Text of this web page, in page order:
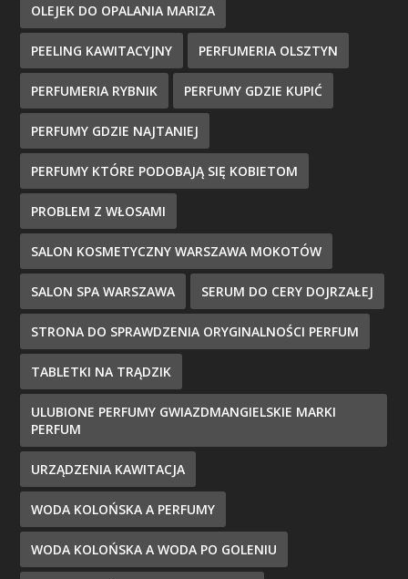
OLEJEK DO OPALANIA MARIZA
PEELING KAWITACYJNY PERFUMERIA OLSZTYN
PERFUMERIA RYBNIK PERFUMY GDZIE KUPIĆ
PERFUMY GDZIE NAJTANIEJ
PERFUMY KTÓRE PODOBAJĄ SIĘ KOBIETOM
PROBLEM Z WŁOSAMI
SALON KOSMETYCZNY WARSZAWA MOKOTÓW
SALON SPA WARSZAWA SERUM DO CERY DOJRZAŁEJ
STRONA DO SPRAWDZENIA ORYGINALNOŚCI PERFUM
TABLETKI NA TRĄDZIK
ULUBIONE PERFUMY GWIAZDMANGIELSKIE MARKI
PERFUM
URZĄDZENIA KAWITACJA
WODA KOLOŃSKA A PERFUMY
WODA KOLOŃSKA A WODA PO GOLENIU